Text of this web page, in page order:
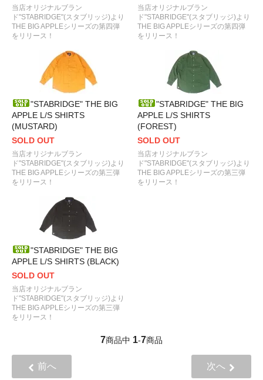
当店オリジナルブラン
ド"STABRIDGE"(スタブリッジ)より
THE BIG APPLEシリーズの第四弾
をリリース！
当店オリジナルブラン
ド"STABRIDGE"(スタブリッジ)より
THE BIG APPLEシリーズの第四弾
をリリース！
"STABRIDGE" THE BIG
APPLE L/S SHIRTS
(MUSTARD)
SOLD OUT
当店オリジナルブラン
ド"STABRIDGE"(スタブリッジ)より
THE BIG APPLEシリーズの第三弾
をリリース！
"STABRIDGE" THE BIG
APPLE L/S SHIRTS
(FOREST)
SOLD OUT
当店オリジナルブラン
ド"STABRIDGE"(スタブリッジ)より
THE BIG APPLEシリーズの第三弾
をリリース！
"STABRIDGE" THE BIG
APPLE L/S SHIRTS (BLACK)
SOLD OUT
当店オリジナルブラン
ド"STABRIDGE"(スタブリッジ)より
THE BIG APPLEシリーズの第三弾
をリリース！
7商品中 1-7商品
前へ 次へ